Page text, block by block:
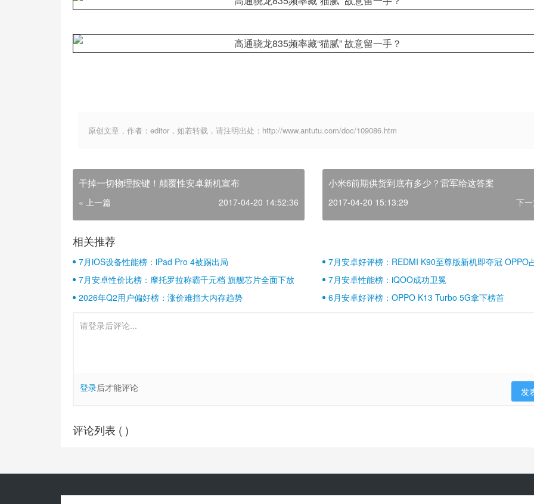
原创文章，作者：editor，如若转载，请注明出处：http://www.antutu.com/doc/109086.htm
干掉一切物理按键！颠覆性安卓新机宣布
« 上一篇 2017-04-20 14:52:36
小米6前期供货到底有多少？雷军给这答案
2017-04-20 15:13:29 下
相关推荐
7月iOS设备性能榜：iPad Pro 4被踢出局
7月安卓好评榜：REDMI K90至尊版新机即夺冠 OPPO
壁江山
7月安卓性价比榜：摩托罗拉称霸千元档 旗舰芯片全面下放
7月安卓性能榜：iQOO成功卫冕
2026年Q2用户偏好榜：涨价难挡大内存趋势
6月安卓好评榜：OPPO K13 Turbo 5G拿下榜首
登录后才能评论 发
评论列表 ( )